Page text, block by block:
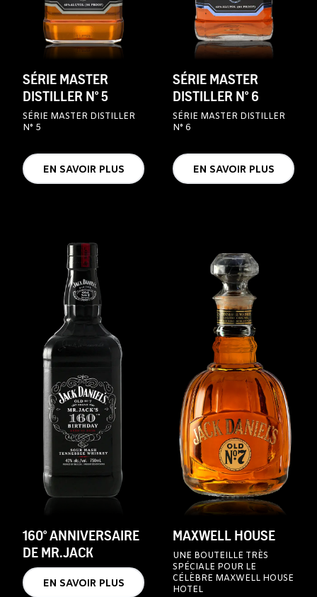
SÉRIE MASTER
DISTILLER N° 5
SÉRIE MASTER DISTILLER
N° 5
EN SAVOIR PLUS
SÉRIE MASTER
DISTILLER N° 6
SÉRIE MASTER DISTILLER
N° 6
EN SAVOIR PLUS
160° ANNIVERSAIRE
DE MR.JACK
EN SAVOIR PLUS
MAXWELL HOUSE
UNE BOUTEILLE TRÈS
SPÉCIALE POUR LE
CÉLÈBRE MAXWELL HOUSE
HOTEL